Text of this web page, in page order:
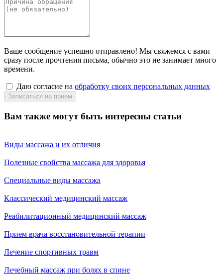
Ваше сообщение успешно отправлено! Мы свяжемся с вами
сразу после прочтения письма, обычно это не занимает много
времени.
Даю согласие на обработку своих персональных данных
Вам также могут быть интересны статьи
Виды массажа и их отличия
Полезные свойства массажа для здоровья
Специальные виды массажа
Классический медицинский массаж
Реабилитационный медицинский массаж
Прием врача восстановительной терапии
Лечение спортивных травм
Лечебный массаж при болях в спине